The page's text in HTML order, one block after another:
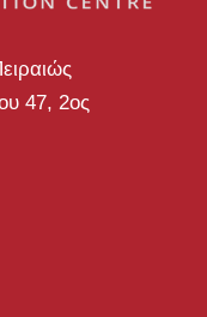
47, 2ος